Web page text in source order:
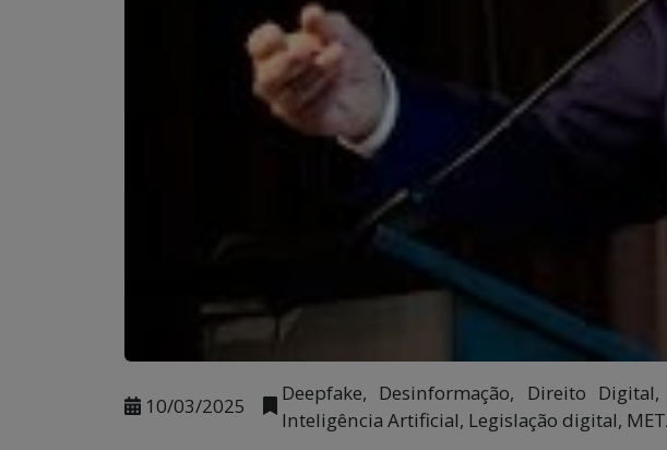
10/03/2025
Deepfake, Desinformação, Direito
Inteligência Artificial, Legislação digital,